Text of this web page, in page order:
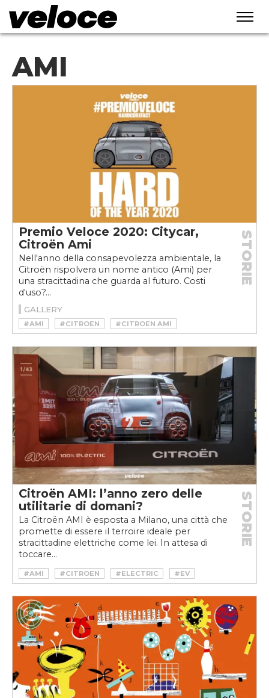
AMI
Premio Veloce 2020: Citycar,
Citroën Ami
Nell'anno della consapevolezza ambientale, la
Citroën rispolvera un nome antico (Ami) per
una stracittadina che guarda al futuro. Costi
d'uso?...
STORIE
GALLERY
#AMI #CITROEN
#CITROEN AMI
#PREMIOVELOCE
#PREMIOVELOCE2020
#PREMIOVELOCEHARD
#QUADRICICLO
#VELOCEKW
Citroën AMI: l’anno zero delle
utilitarie di domani?
La Citroën AMI è esposta a Milano, una città che
promette di essere il terroire ideale per
stracittadine elettriche come lei. In attesa di
toccare...
STORIE
#AMI #CITROEN #ELECTRIC
#EV
#VELOCEKW